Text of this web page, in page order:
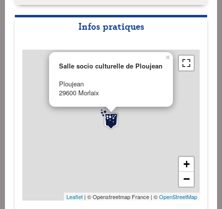
Infos pratiques
Salle socio culturelle de Ploujean
Ploujean
29600 Morlaix
×
+
−
Leaflet | © Openstreetmap France | ©OpenStreetMap